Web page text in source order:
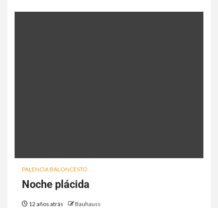
PALENCIA BALONCESTO
Noche plácida
12 años atrás Bauhauss